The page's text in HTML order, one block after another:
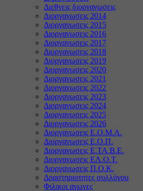
Διεθνεις διοργανωσεις
Διοργανωσεις 2014
Διοργανωσεις 2015
Διοργανωσεις 2016
Διοργανωσεις 2017
Διοργανωσεις 2018
Διοργανωσεις 2019
Διοργανωσεις 2020
Διοργανωσεις 2021
Διοργανωσεις 2022
Διοργανωσεις 2023
Διοργανωσεις 2024
Διοργανωσεις 2025
Διοργανωσεις 2026
Διοργανωσεις Ε.Ο.Μ.Α.
Διοργανωσεις Ε.Ο.Π.
Διοργανωσεις Ε.ΤΑ.Β.Ε.
Διοργανωσεις ΕΛ.Ο.Τ.
Διοργανωσεις Π.Ο.Κ.
Δραστηριοτητες συλλόγου
Φιλικοι αγωνες